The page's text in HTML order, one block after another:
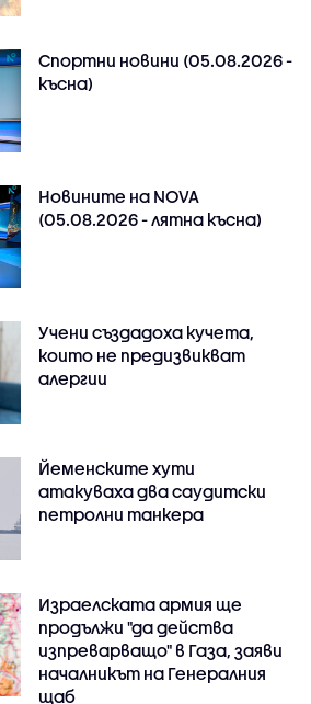
Спортни новини (05.08.2026 -
късна)
Новините на NOVA
(05.08.2026 - лятна късна)
Учени създадоха кучета,
които не предизвикват
алергии
Йеменските хути
атакуваха два саудитски
петролни танкера
Израелската армия ще
продължи "да действа
изпреварващо" в Газа, заяви
началникът на Генералния
щаб